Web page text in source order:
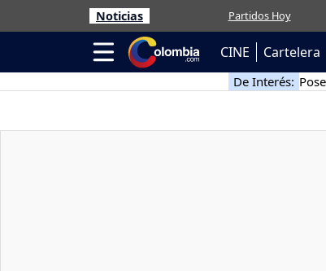
Noticias Partidos Hoy
CINE Cartelera
De Interés: